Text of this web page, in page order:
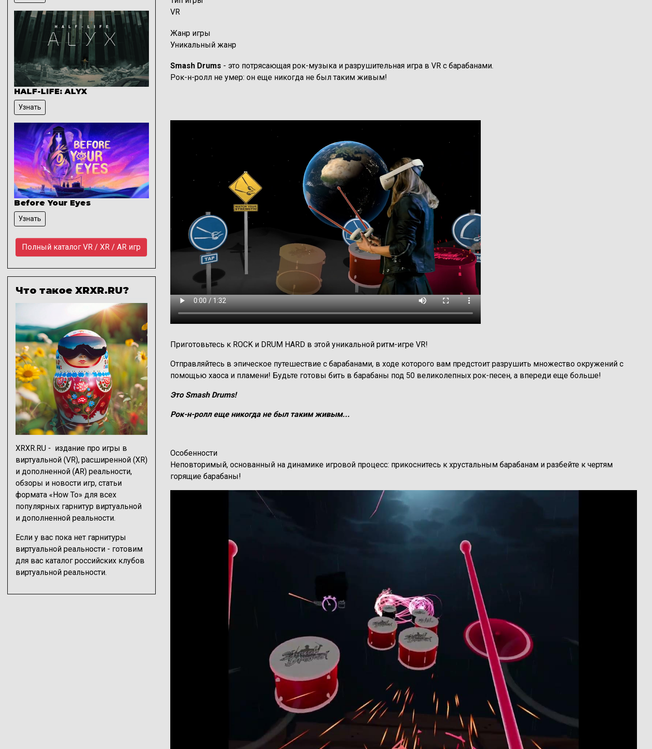
VR
Жанр игры
Уникальный жанр
Описание игры
Smash Drums - это потрясающая рок-музыка и разрушительная игра в VR с барабанами.
Рок-н-ролл не умер: он еще никогда не был таким живым!
Приготовьтесь к ROCK и DRUM HARD в этой уникальной ритм-игре VR!
Отправляйтесь в эпическое путешествие с барабанами, в ходе которого вам предстоит разрушить множество окружений с
помощью хаоса и пламени! Будьте готовы бить в барабаны под 50 великолепных рок-песен, а впереди еще больше!
Это Smash Drums!
Рок-н-ролл еще никогда не был таким живым...
Особенности
Неповторимый, основанный на динамике игровой процесс: прикоснитесь к хрустальным барабанам и разбейте к чертям
горящие барабаны!
HALF-LIFE: ALYX
Узнать
Before Your Eyes
Узнать
Полный каталог VR / XR / AR игр
Что такое XRXR.RU?
XRXR.RU - издание про игры в
виртуальной (VR), расширенной (XR)
и дополненной (AR) реальности,
обзоры и новости игр, статьи
формата «How To» для всех
популярных гарнитур виртуальной
и дополненной реальности.
Если у вас пока нет гарнитуры
виртуальной реальности - готовим
для вас каталог российских клубов
виртуальной реальности.